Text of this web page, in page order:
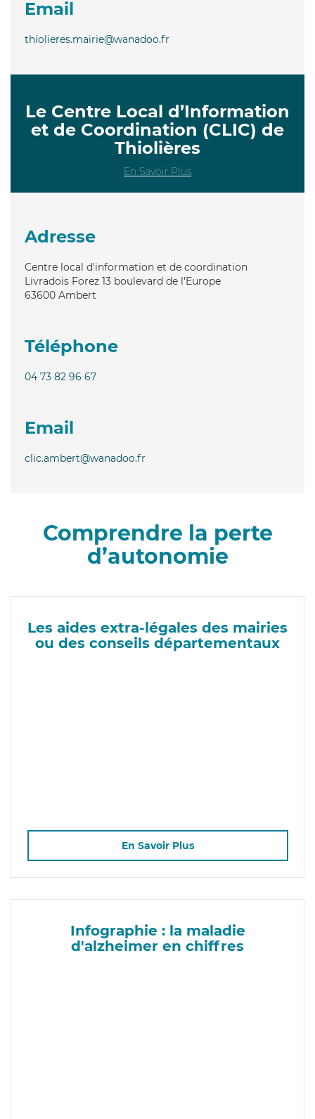
Email
thiolieres.mairie@wanadoo.fr
Le Centre Local d’Information
et de Coordination (CLIC) de
Thiolières
En Savoir Plus
Adresse
Centre local d'information et de coordination
Livradois Forez 13 boulevard de l'Europe
63600 Ambert
Téléphone
04 73 82 96 67
Email
clic.ambert@wanadoo.fr
Comprendre la perte
d’autonomie
Les aides extra-légales des mairies
ou des conseils départementaux
En Savoir Plus
Infographie : la maladie
d'alzheimer en chiffres